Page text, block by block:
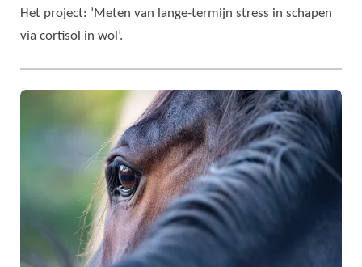
Het project: ’Meten van lange-termijn stress in schapen
via cortisol in wol’.